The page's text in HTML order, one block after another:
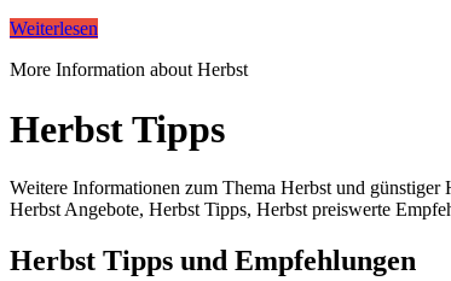
Weiterlesen
More Information about Herbst
Herbst Tipps
Weitere Informationen zum Thema Herbst und
Herbst Angebote, Herbst Tipps, Herbst preiswerte
Herbst Tipps und Empfehlungen